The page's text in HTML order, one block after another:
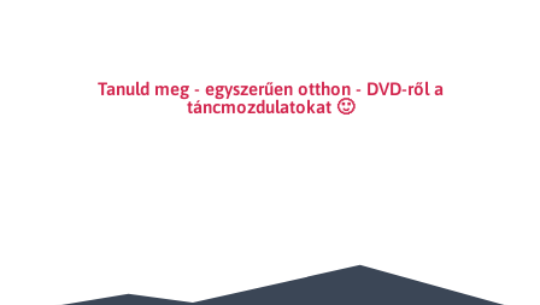
Tanuld meg - egyszerűen otthon - DVD-ről a
táncmozdulatokat 🙂